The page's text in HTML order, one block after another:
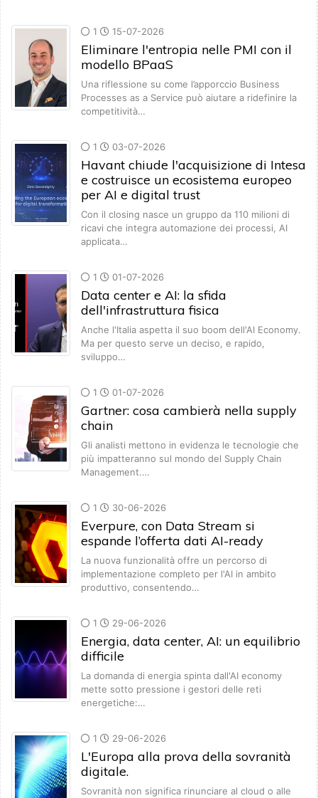
1 15-07-2026
Eliminare l'entropia nelle PMI con il
modello BPaaS
Una riflessione su come l’apporccio Business
Processes as a Service può aiutare a ridefinire la
competitività…
1 03-07-2026
Havant chiude l'acquisizione di Intesa
e costruisce un ecosistema europeo
per AI e digital trust
Con il closing nasce un gruppo da 110 milioni di
ricavi che integra automazione dei processi, AI
applicata…
1 01-07-2026
Data center e AI: la sfida
dell'infrastruttura fisica
Anche l'Italia aspetta il suo boom dell'AI Economy.
Ma per questo serve un deciso, e rapido,
sviluppo…
1 01-07-2026
Gartner: cosa cambierà nella supply
chain
Gli analisti mettono in evidenza le tecnologie che
più impatteranno sul mondo del Supply Chain
Management.…
1 30-06-2026
Everpure, con Data Stream si
espande l’offerta dati AI-ready
La nuova funzionalità offre un percorso di
implementazione completo per l'AI in ambito
produttivo, consentendo…
1 29-06-2026
Energia, data center, AI: un equilibrio
difficile
La domanda di energia spinta dall'AI economy
mette sotto pressione i gestori delle reti
energetiche:…
1 29-06-2026
L'Europa alla prova della sovranità
digitale.
Sovranità non significa rinunciare al cloud o alle